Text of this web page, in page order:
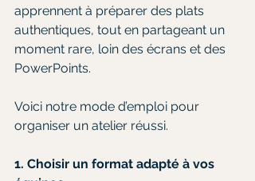
apprennent à préparer des plats
authentiques, tout en partageant un
moment rare, loin des écrans et des
PowerPoints.
Voici notre mode d’emploi pour
organiser un atelier réussi.
1. Choisir un format adapté à vos